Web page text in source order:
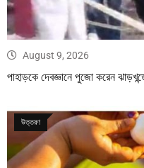
August 9, 2026
পাহাড়কে দেবজ্ঞানে পুজো করেন
উত্তরণ